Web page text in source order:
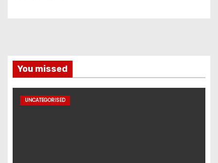
You missed
UNCATEGORISED